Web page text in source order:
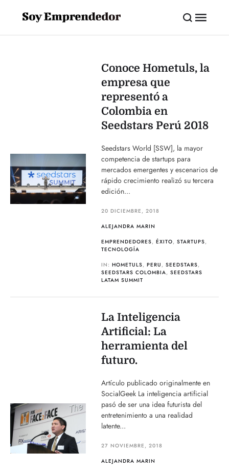
Conoce Hometuls, la
empresa que
representó a
Colombia en
Seedstars Perú 2018
Seedstars World [SSW], la mayor
competencia de startups para
mercados emergentes y escenarios de
rápido crecimiento realizó su tercera
edición...
20 DICIEMBRE, 2018
ALEJANDRA MARIN
EMPRENDEDORES,ÉXITO,STARTUPS,
TECNOLOGÍA
IN:HOMETULS,PERU ,SEEDSTARS,
SEEDSTARS COLOMBIA,SEEDSTARS
LATAM SUMMIT
La Inteligencia
Artificial: La
herramienta del
futuro.
Artículo publicado originalmente en
SocialGeek La inteligencia artificial
pasó de ser una idea futurista del
entretenimiento a una realidad
latente...
27 NOVIEMBRE, 2018
ALEJANDRA MARIN